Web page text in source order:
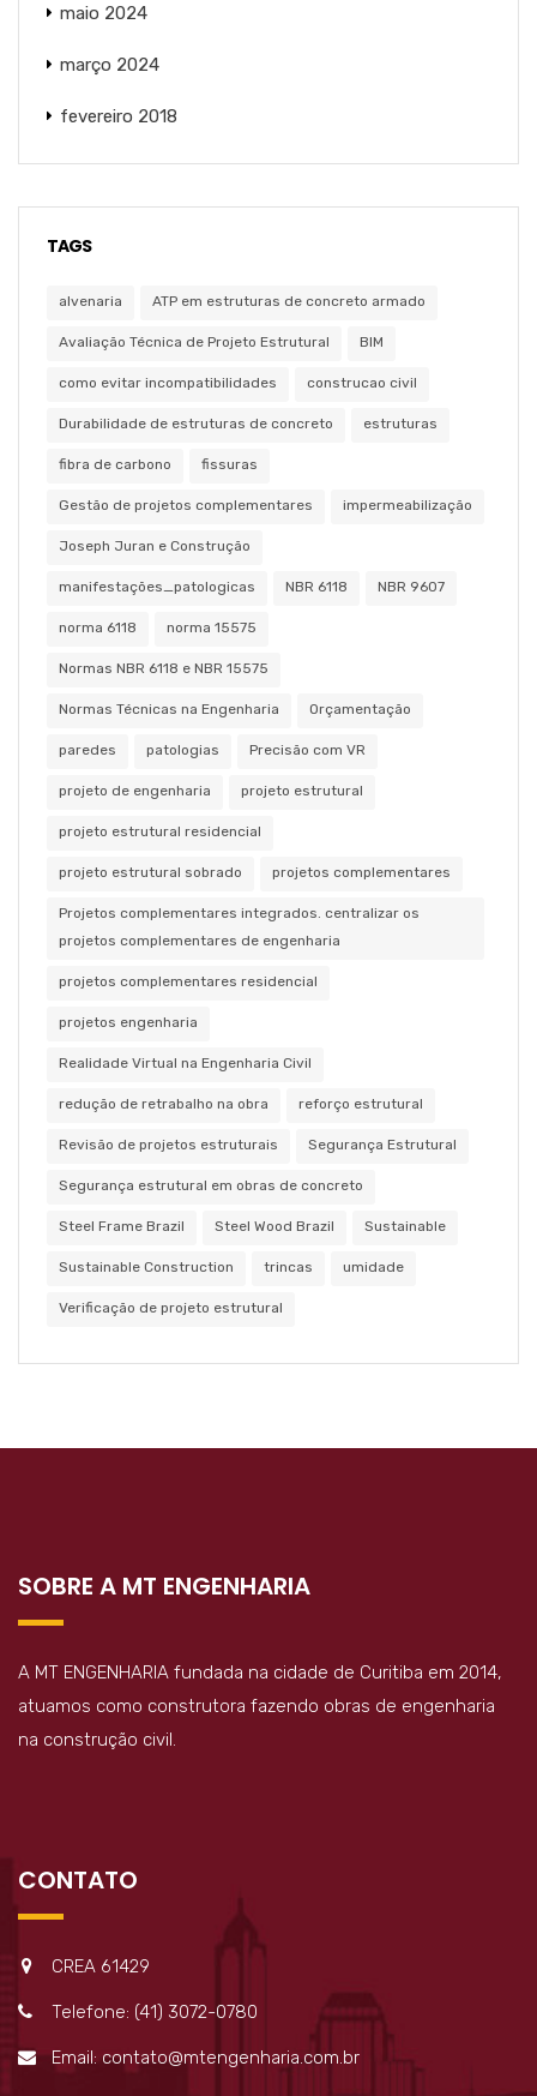
maio 2024
março 2024
fevereiro 2018
TAGS
alvenaria ATP em estruturas de concreto armado
Avaliação Técnica de Projeto Estrutural BIM
como evitar incompatibilidades construcao civil
Durabilidade de estruturas de concreto estruturas
fibra de carbono fissuras
Gestão de projetos complementares impermeabilização
Joseph Juran e Construção
manifestações_patologicas NBR 6118 NBR 9607
norma 6118 norma 15575
Normas NBR 6118 e NBR 15575
Normas Técnicas na Engenharia Orçamentação
paredes patologias Precisão com VR
projeto de engenharia projeto estrutural
projeto estrutural residencial
projeto estrutural sobrado projetos complementares
Projetos complementares integrados. centralizar os
projetos complementares de engenharia
projetos complementares residencial
projetos engenharia
Realidade Virtual na Engenharia Civil
redução de retrabalho na obra reforço estrutural
Revisão de projetos estruturais Segurança Estrutural
Segurança estrutural em obras de concreto
Steel Frame Brazil Steel Wood Brazil Sustainable
Sustainable Construction trincas umidade
Verificação de projeto estrutural
SOBRE A MT ENGENHARIA
A MT ENGENHARIA fundada na cidade de Curitiba em 2014,
atuamos como construtora fazendo obras de engenharia
na construção civil.
CONTATO
CREA 61429
Telefone: (41) 3072-0780
Email: contato@mtengenharia.com.br